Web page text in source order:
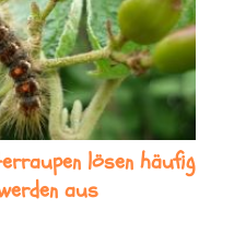
lösen häufig
aus